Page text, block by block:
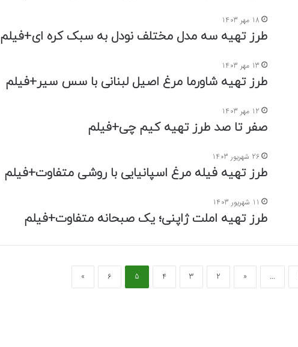
18 مهر 1403
طرز تهیه سه مدل مختلف نودل به سبک کره ای+فیلم
13 مهر 1403
طرز تهیه شاورما مرغ اصیل لبنانی با سس سیر+فیلم
12 مهر 1403
صفر تا صد طرز تهیه کیم چی+فیلم
26 شهریور 1403
طرز تهیه فیله مرغ اسپانیایی با روشی متفاوت+فیلم
11 شهریور 1403
طرز تهیه املت ژاپنی؛ یک صبحانه متفاوت+فیلم
...
«
2
3
4
5
6
»